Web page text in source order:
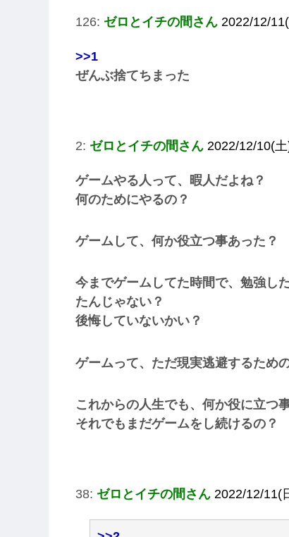
126: ゼロとイチの間さん 2022/12/
>>1
ぜんぶ捨てちまった
2: ゼロとイチの間さん 2022/12/10(
ゲームやる人って、暇人だよね？
何のためにやるの？
ゲームして、何か役立つ事あった？
今までゲームしてた時間で、勉強し
たんじゃない？
後悔していないかい？
ゲームって、ただ現実逃避するため
これからの人生でも、何か役に立つ
それでもまだゲームをし続けるの？
38: ゼロとイチの間さん 2022/12/11(